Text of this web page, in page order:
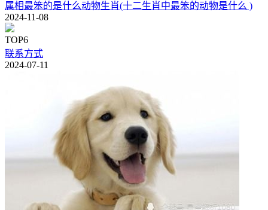
属相最笨的是什么动物生肖(十二生肖中最笨的动物是什么 )
2024-11-08
TOP6
联系方式
2024-07-11